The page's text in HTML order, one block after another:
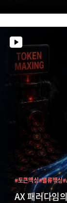
AX 패러다임
#토큰맥싱#밸류맥싱